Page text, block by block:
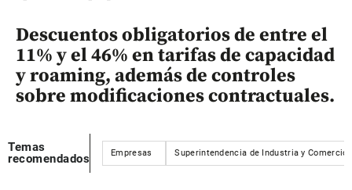
Descuentos obligatorios de entre el
11% y el 46% en tarifas de capacidad
y roaming, además de controles
sobre modificaciones contractuales.
Temas
recomendados
Empresas Superintendencia de Industria y Comercio